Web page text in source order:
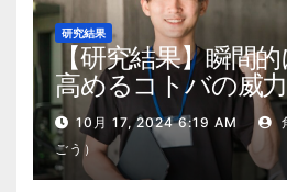
研究結果
【研究結果】瞬間
高めるコトバの威力
10月 17, 2024 6:19 AM
ごう）